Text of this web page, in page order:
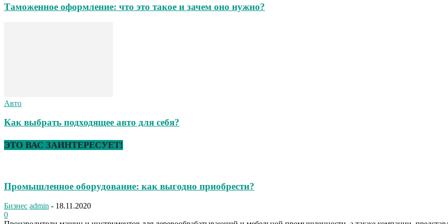
Таможенное оформление: что это такое и зачем оно нужно?
Авто
Как выбрать подходящее авто для себя?
ЭТО ВАС ЗАИНТЕРЕСУЕТ!
Промышленное оборудование: как выгодно приобрести?
Бизнес admin - 18.11.2020
0